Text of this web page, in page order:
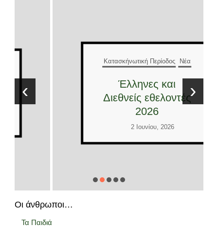
Κατασκήνωτική Περίοδος Νέα
Έλληνες και
Διεθνείς εθελοντές
2 Ιουνίου, 2026
‹ ›
Οι άνθρωποι…
Τα Παιδιά